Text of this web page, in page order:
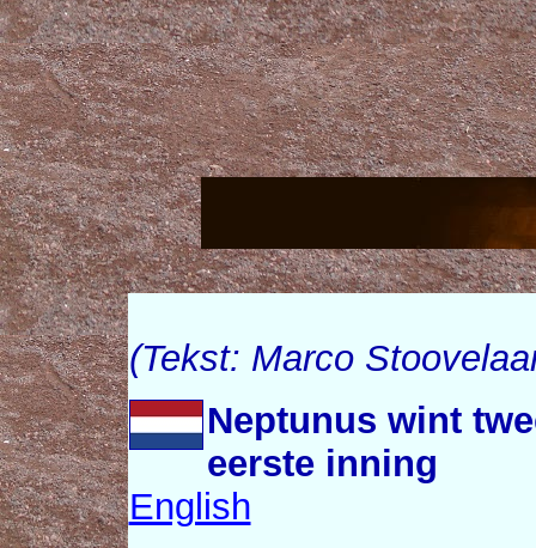
(Tekst: Marco
Neptunus wint
eerste inning
English